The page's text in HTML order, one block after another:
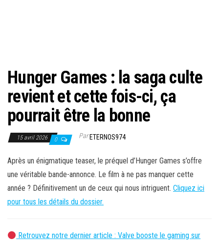
Hunger Games : la saga culte
revient et cette fois-ci, ça
pourrait être la bonne
15 avril 2026 0 ParETERNOS974
Après un énigmatique teaser, le préquel d’Hunger Games s’offre
une véritable bande-annonce. Le film à ne pas manquer cette
année ? Définitivement un de ceux qui nous intriguent. Cliquez ici
pour tous les détails du dossier.
Retrouvez notre dernier article : Valve booste le gaming sur